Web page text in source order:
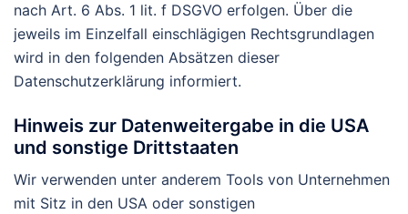
nach Art. 6 Abs. 1 lit. f DSGVO erfolgen. Über die
jeweils im Einzelfall einschlägigen Rechtsgrundlagen
wird in den folgenden Absätzen dieser
Datenschutzerklärung informiert.
Hinweis zur Datenweitergabe in die USA
und sonstige Drittstaaten
Wir verwenden unter anderem Tools von Unternehmen
mit Sitz in den USA oder sonstigen